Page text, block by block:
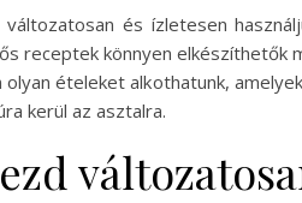
és ízletesen
receptek könnyen elkészíthetők
ételeket alkothatunk,
kerül az asztalra.